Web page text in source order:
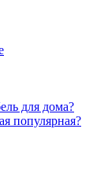
для дома?
популярная?